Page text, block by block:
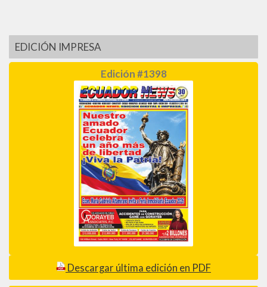
EDICIÓN IMPRESA
Edición #1398
Descargar última edición en PDF